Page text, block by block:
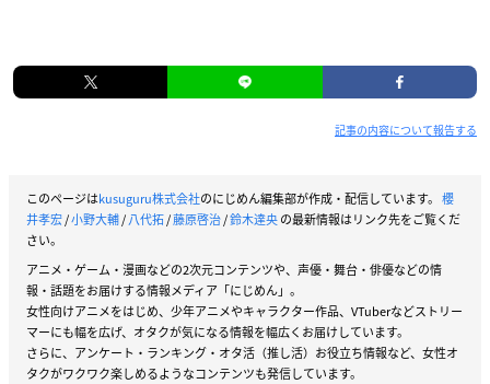
記事の内容について報告する
このページはkusuguru株式会社のにじめん編集部が作成・配信しています。 櫻
井孝宏/小野大輔/八代拓/藤原啓治/鈴木達央の最新情報はリンク先をご覧くだ
さい。
アニメ・ゲーム・漫画などの2次元コンテンツや、声優・舞台・俳優などの情
報・話題をお届けする情報メディア「にじめん」。
女性向けアニメをはじめ、少年アニメやキャラクター作品、VTuberなどストリー
マーにも幅を広げ、オタクが気になる情報を幅広くお届けしています。
さらに、アンケート・ランキング・オタ活（推し活）お役立ち情報など、女性オ
タクがワクワク楽しめるようなコンテンツも発信しています。